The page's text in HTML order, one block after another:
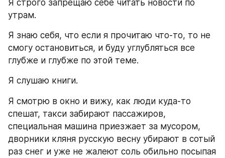
Я строго запрещаю себе читать новости по
утрам.
Я знаю себя, что если я прочитаю что-то, то не
смогу остановиться, и буду углубляться все
глубже и глубже по этой теме.
Я слушаю книги.
Я смотрю в окно и вижу, как люди куда-то
спешат, такси забирают пассажиров,
специальная машина приезжает за мусором,
дворники кляня русскую весну убирают в сотый
раз снег и уже не жалеют соль обильно посыпая